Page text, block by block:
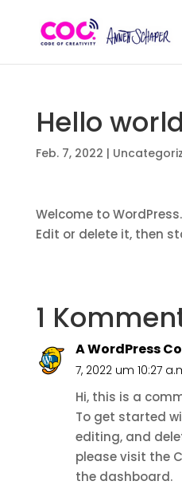
Hello
Feb. 7, 2022 |
Welcome to
Edit or delete it, then
1
A WordPress
7, 2022 um 10:27
Hi, this is a
To get started
editing, and
please visit the
the dashboard.